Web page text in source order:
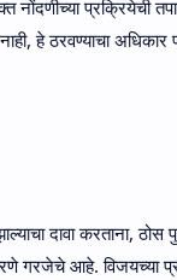
नोंदणीच्या प्रक्रियेची
हे ठरवण्याचा अधिकार
दावा करताना, ठोस
गरजेचे आहे. विजयच्या